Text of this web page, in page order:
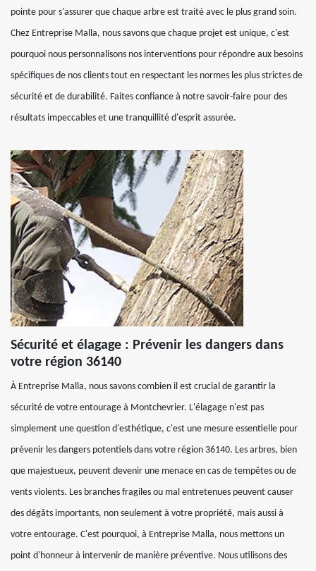
pointe pour s'assurer que chaque arbre est traité avec le plus grand soin.
Chez Entreprise Malla, nous savons que chaque projet est unique, c'est
pourquoi nous personnalisons nos interventions pour répondre aux besoins
spécifiques de nos clients tout en respectant les normes les plus strictes de
sécurité et de durabilité. Faites confiance à notre savoir-faire pour des
résultats impeccables et une tranquillité d'esprit assurée.
Sécurité et élagage : Prévenir les dangers dans
votre région 36140
À Entreprise Malla, nous savons combien il est crucial de garantir la
sécurité de votre entourage à Montchevrier. L'élagage n'est pas
simplement une question d'esthétique, c'est une mesure essentielle pour
prévenir les dangers potentiels dans votre région 36140. Les arbres, bien
que majestueux, peuvent devenir une menace en cas de tempêtes ou de
vents violents. Les branches fragiles ou mal entretenues peuvent causer
des dégâts importants, non seulement à votre propriété, mais aussi à
votre entourage. C'est pourquoi, à Entreprise Malla, nous mettons un
point d'honneur à intervenir de manière préventive. Nous utilisons des